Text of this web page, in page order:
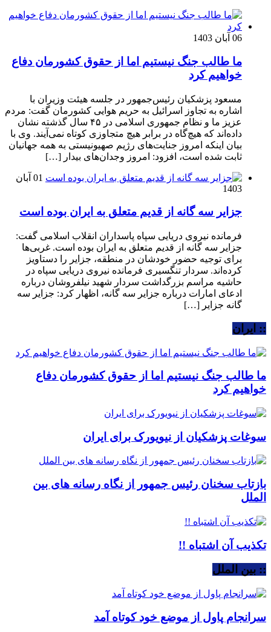
06 آبان 1403
ما طالب جنگ نیستیم اما از حقوق کشورمان دفاع
خواهیم کرد
مسعود پزشکیان رئیس‌جمهور در جلسه هیئت وزیران با
اشاره به تجاوز اسرائیل به حریم هوایی کشورمان گفت: مردم
عزیز ما و نظام جمهوری اسلامی در ۴۵ سال گذشته نشان
داده‌اند که هیچ‌گاه در برابر هیچ متجاوزی کوتاه نمی‌آیند. وی با
بیان اینکه امروز جنایت‌های رژیم صهیونیستی به همه جهانیان
ثابت شده است، افزود: امروز وجدان‌های بیدار […]
01 آبان
1403
جزایر سه گانه از قدیم متعلق به ایران بوده است
فرمانده نیروی دریایی سپاه پاسداران انقلاب اسلامی گفت:
جزایر سه گانه از قدیم متعلق به ایران بوده است. غربی‌ها
برای توجیه حضور خودشان در منطقه، جزایر را دستاویز
کرده‌اند. سردار تنگسیری فرمانده نیروی دریایی سپاه در
حاشیه مراسم بزرگداشت سردار شهید نیلفروشان درباره
ادعای امارات درباره جزایر سه گانه، اظهار کرد: جزایر سه
گانه جزایر […]
:: ایران
ما طالب جنگ نیستیم اما از حقوق کشورمان دفاع
خواهیم کرد
سوغات پزشکیان از نیویورک برای ایران
بازتاب سخنان رئیس جمهور از نگاه رسانه های بین
الملل
تکذیب آن اشتباه !!
:: بین الملل
سرانجام پاول از موضع خود کوتاه آمد